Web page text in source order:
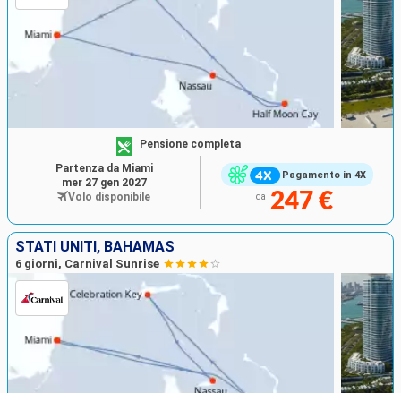
Pagamento in 4X
Pensione completa
da 247 €
Partenza da Miami
mer 27 gen 2027
Volo disponibile
STATI UNITI, BAHAMAS
6 giorni, Carnival Sunrise